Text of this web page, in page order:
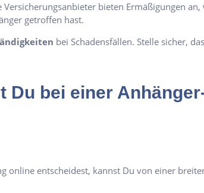
bieten Ermäßigungen
getroffen hast.
bei Schadensfällen. Stelle sicher,
Du bei einer
online entscheidest, kannst Du von einer